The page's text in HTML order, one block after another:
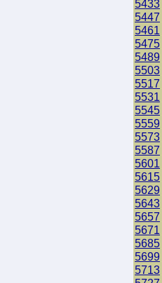
5433
5447
5461
5475
5489
5503
5517
5531
5545
5559
5573
5587
5601
5615
5629
5643
5657
5671
5685
5699
5713